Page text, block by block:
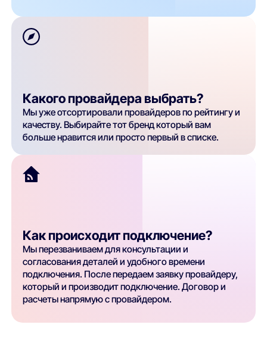
Какого провайдера выбрать?
Мы уже отсортировали провайдеров по рейтингу и
качеству. Выбирайте тот бренд который вам
больше нравится или просто первый в списке.
Как происходит подключение?
Мы перезваниваем для консультации и
согласования деталей и удобного времени
подключения. После передаем заявку провайдеру,
который и производит подключение. Договор и
расчеты напрямую с провайдером.